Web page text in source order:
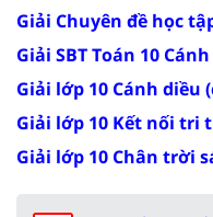
Giải Chuyên đề học
Giải SBT Toán 10
Giải lớp 10 Cánh diều
Giải lớp 10 Kết nối tri
Giải lớp 10 Chân trời